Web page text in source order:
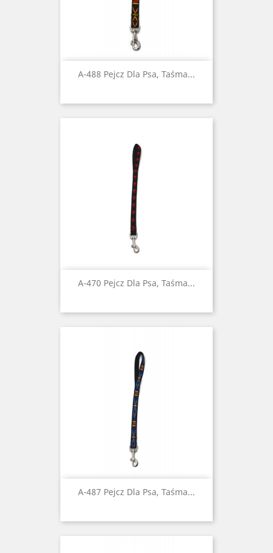
A-488 Pejcz Dla Psa, Taśma...
A-470 Pejcz Dla Psa, Taśma...
A-487 Pejcz Dla Psa, Taśma...